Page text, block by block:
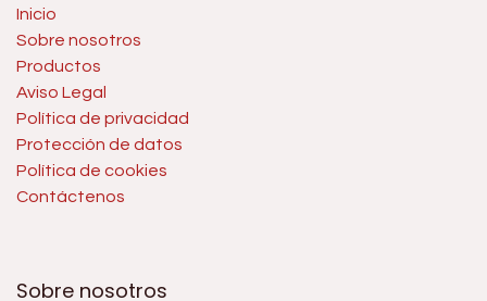
Inicio
Sobre nosotros
Productos
Aviso Legal
Política de privacidad
Protección de datos
Política de cookies
Contáctenos
Sobre nosotros